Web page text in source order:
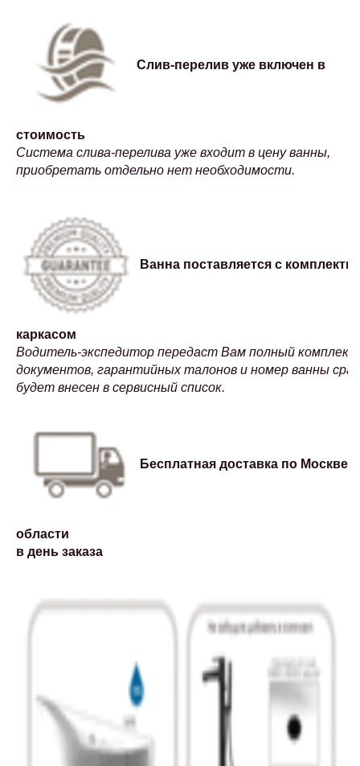
Слив-перелив уже включен в
стоимость
Система слива-перелива уже входит в цену ванны,
приобретать отдельно нет необходимости.
Ванна поставляется с
каркасом
Водитель-экспедитор передаст Вам полный комплект
документов, гарантийных талонов и номер ванны
будет внесен в сервисный список.
Бесплатная доставка по Москве и
области
в день заказа